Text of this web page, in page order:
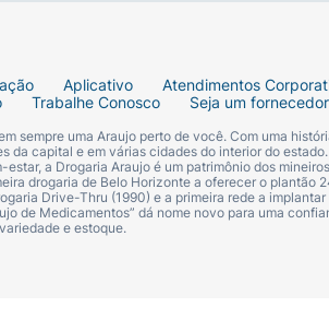
Aplicativo Atendimentos
Trabalhe Conosco Seja um fornecedor
sempre uma Araujo perto de você. Com uma
da capital e em várias cidades do interior do
a Drogaria Araujo é um patrimônio dos
drogaria de Belo Horizonte a oferecer o
Drive-Thru (1990) e a primeira rede a
de Medicamentos” dá nome novo para uma
e estoque.